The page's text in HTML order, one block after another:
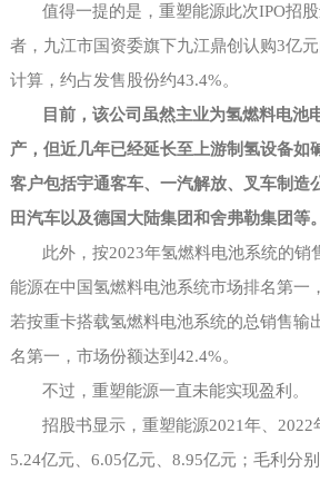
值得一提的是，重塑能源此次IPO招
者，九江市国资委旗下九江鼎创认购3亿
计算，约占发售股份约43.4%。
目前，该公司虽然主业为氢燃料电池
产，但近几年已经延长至上游制氢设备如
客户包括宇通客车、一汽解放、叉车制造
田汽车以及德国大陆集团和舍弗勒集团等。
此外，按2023年氢燃料电池系统的销
能源在中国氢燃料电池系统市场排名第一
若按重卡搭载氢燃料电池系统的总销售输
名第一，市场份额达到42.4%。
不过，重塑能源一直未能实现盈利。
招股书显示，重塑能源2021年、2022
5.24亿元、6.05亿元、8.95亿元；毛利分